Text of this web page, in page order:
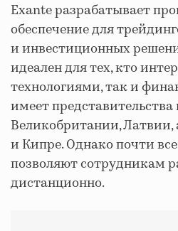
Exante разрабатывает
обеспечение для
и инвестиционных
идеален для тех, кто
технологиями, так и
имеет
Великобритании, Латвии,
и Кипре. Однако почти
позволяют сотрудникам
дистанционно.